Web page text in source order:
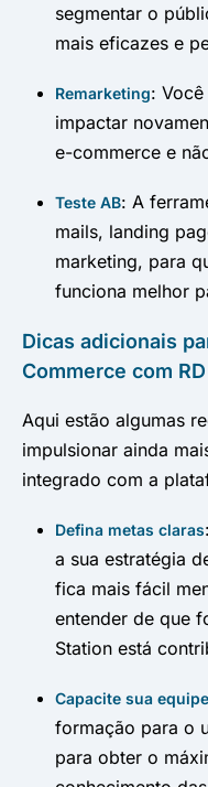
segmentar o
mais eficazes e
Remarketing:
impactar
e-commerce e
Teste AB: A
mails, landing
marketing, para
funciona melhor
Dicas adicionais
Commerce com
Aqui estão algumas
impulsionar ainda
integrado com a
Defina metas claras
a sua estratégia
fica mais fácil
entender de que
Station está
Capacite sua equipe
formação para o
para obter o